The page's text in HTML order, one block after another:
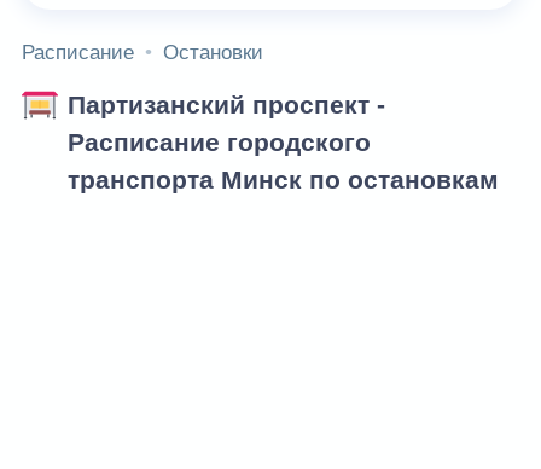
Расписание Остановки
Партизанский проспект -
Расписание городского
транспорта Минск по остановкам